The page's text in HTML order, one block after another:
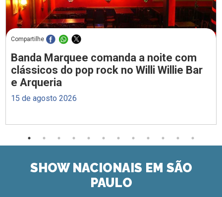
Compartilhe
Banda Marquee comanda a noite com
clássicos do pop rock no Willi Willie Bar
e Arqueria
15 de agosto 2026
SHOW NACIONAIS EM SÃO
PAULO